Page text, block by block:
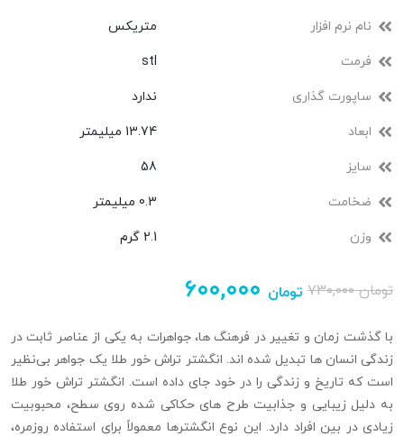
نام نرم افزار متریکس
فرمت stl
ساپورت گذاری ندارد
ابعاد 13.74 میلیمتر
سایز 58
ضخامت 0.3 میلیمتر
وزن 2.1 گرم
۷۳۰,۰۰۰تومان ۶۰۰,۰۰۰ تومان
با گذشت زمان و تغییر در فرهنگ‌ ها، جواهرات به یکی از عناصر ثابت در
زندگی انسان‌ ها تبدیل شده‌ اند. انگشتر تراش خور طلا یک جواهر بی‌نظیر
است که تاریخ و زندگی را در خود جای داده است. انگشتر تراش‌ خور طلا
به دلیل زیبایی و جذابیت طرح‌ های حکاکی شده روی سطح، محبوبیت
زیادی در بین افراد دارد. این نوع انگشترها معمولاً برای استفاده روزمره،